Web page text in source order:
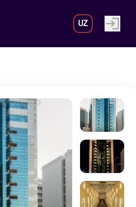
UZ